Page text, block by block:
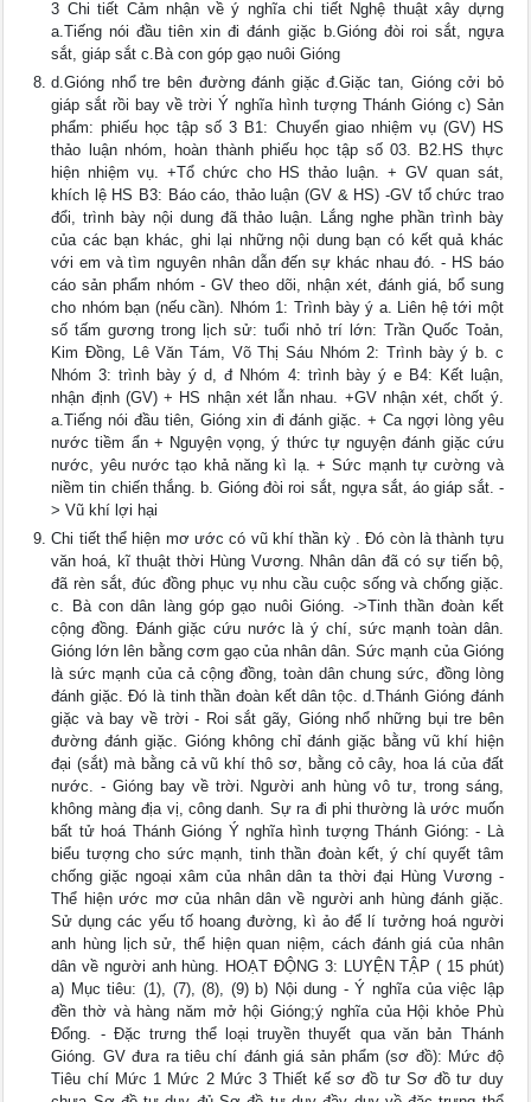
3 Chi tiết Cảm nhận về ý nghĩa chi tiết Nghệ thuật xây dựng
a.Tiếng nói đầu tiên xin đi đánh giặc b.Gióng đòi roi sắt, ngựa
sắt, giáp sắt c.Bà con góp gạo nuôi Gióng
d.Gióng nhổ tre bên đường đánh giặc đ.Giặc tan, Gióng cởi bỏ
giáp sắt rồi bay về trời Ý nghĩa hình tượng Thánh Gióng c) Sản
phẩm: phiếu học tập số 3 B1: Chuyển giao nhiệm vụ (GV) HS
thảo luận nhóm, hoàn thành phiếu học tập số 03. B2.HS thực
hiện nhiệm vụ. +Tổ chức cho HS thảo luận. + GV quan sát,
khích lệ HS B3: Báo cáo, thảo luận (GV & HS) -GV tổ chức trao
đổi, trình bày nội dung đã thảo luận. Lắng nghe phần trình bày
của các bạn khác, ghi lại những nội dung bạn có kết quả khác
với em và tìm nguyên nhân dẫn đến sự khác nhau đó. - HS báo
cáo sản phẩm nhóm - GV theo dõi, nhận xét, đánh giá, bổ sung
cho nhóm bạn (nếu cần). Nhóm 1: Trình bày ý a. Liên hệ tới một
số tấm gương trong lịch sử: tuổi nhỏ trí lớn: Trần Quốc Toản,
Kim Đồng, Lê Văn Tám, Võ Thị Sáu Nhóm 2: Trình bày ý b. c
Nhóm 3: trình bày ý d, đ Nhóm 4: trình bày ý e B4: Kết luận,
nhận định (GV) + HS nhận xét lẫn nhau. +GV nhận xét, chốt ý.
a.Tiếng nói đầu tiên, Gióng xin đi đánh giặc. + Ca ngợi lòng yêu
nước tiềm ẩn + Nguyện vọng, ý thức tự nguyện đánh giặc cứu
nước, yêu nước tạo khả năng kì lạ. + Sức mạnh tự cường và
niềm tin chiến thắng. b. Gióng đòi roi sắt, ngựa sắt, áo giáp sắt. -
> Vũ khí lợi hại
Chi tiết thể hiện mơ ước có vũ khí thần kỳ . Đó còn là thành tựu
văn hoá, kĩ thuật thời Hùng Vương. Nhân dân đã có sự tiến bộ,
đã rèn sắt, đúc đồng phục vụ nhu cầu cuộc sống và chống giặc.
c. Bà con dân làng góp gạo nuôi Gióng. ->Tinh thần đoàn kết
cộng đồng. Đánh giặc cứu nước là ý chí, sức mạnh toàn dân.
Gióng lớn lên bằng cơm gạo của nhân dân. Sức mạnh của Gióng
là sức mạnh của cả cộng đồng, toàn dân chung sức, đồng lòng
đánh giặc. Đó là tinh thần đoàn kết dân tộc. d.Thánh Gióng đánh
giặc và bay về trời - Roi sắt gãy, Gióng nhổ những bụi tre bên
đường đánh giặc. Gióng không chỉ đánh giặc bằng vũ khí hiện
đại (sắt) mà bằng cả vũ khí thô sơ, bằng cỏ cây, hoa lá của đất
nước. - Gióng bay về trời. Người anh hùng vô tư, trong sáng,
không màng địa vị, công danh. Sự ra đi phi thường là ước muốn
bất tử hoá Thánh Gióng Ý nghĩa hình tượng Thánh Gióng: - Là
biểu tượng cho sức mạnh, tinh thần đoàn kết, ý chí quyết tâm
chống giặc ngoại xâm của nhân dân ta thời đại Hùng Vương -
Thể hiện ước mơ của nhân dân về người anh hùng đánh giặc.
Sử dụng các yếu tố hoang đường, kì ảo để lí tưởng hoá người
anh hùng lịch sử, thể hiện quan niệm, cách đánh giá của nhân
dân về người anh hùng. HOẠT ĐỘNG 3: LUYỆN TẬP ( 15 phút)
a) Mục tiêu: (1), (7), (8), (9) b) Nội dung - Ý nghĩa của việc lập
đền thờ và hàng năm mở hội Gióng;ý nghĩa của Hội khỏe Phù
Đổng. - Đặc trưng thể loại truyền thuyết qua văn bản Thánh
Gióng. GV đưa ra tiêu chí đánh giá sản phẩm (sơ đồ): Mức độ
Tiêu chí Mức 1 Mức 2 Mức 3 Thiết kế sơ đồ tư Sơ đồ tư duy